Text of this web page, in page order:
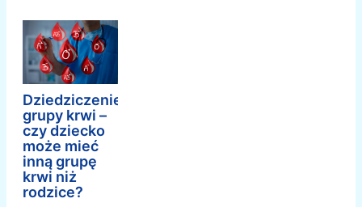
Dziedziczenie
grupy krwi –
czy dziecko
może mieć
inną grupę
krwi niż
rodzice?